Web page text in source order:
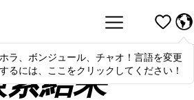
Hola,bonjour, ciao! To switch
languages, click here!
ホラ、ボンジュール、チャオ！言語を変更
するには、ここをクリックしてください！
索結果